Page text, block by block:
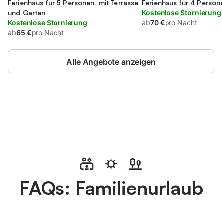
Ferienhaus für 5 Personen, mit Terrasse
und Garten
Kostenlose Stornierung
ab65 €pro Nacht
Ferienhaus für 4
Kostenlose Stornierung
ab70 €pro Nacht
Alle Angebote anzeigen
FAQs: Familienurlaub